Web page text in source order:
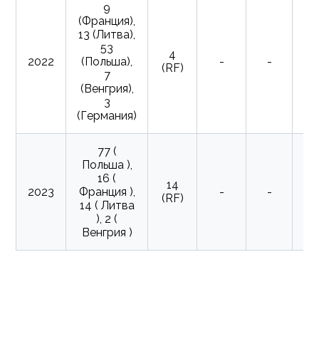
2022
9
(Франция),
13 (Литва),
53
(Польша),
7
(Венгрия),
3
(Германия)
4
(RF)
- -
2023
77 (
Польша ),
16 (
Франция ),
14 ( Литва
), 2 (
Венгрия )
14
(RF)
- -